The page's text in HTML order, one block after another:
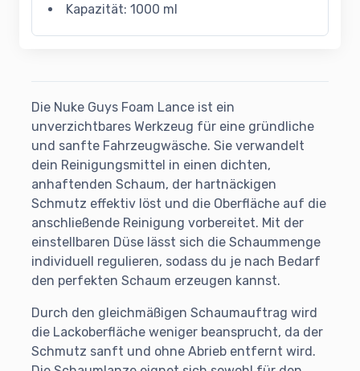
Kapazität: 1000 ml
Die Nuke Guys Foam Lance ist ein
unverzichtbares Werkzeug für eine gründliche
und sanfte Fahrzeugwäsche. Sie verwandelt
dein Reinigungsmittel in einen dichten,
anhaftenden Schaum, der hartnäckigen
Schmutz effektiv löst und die Oberfläche auf die
anschließende Reinigung vorbereitet. Mit der
einstellbaren Düse lässt sich die Schaummenge
individuell regulieren, sodass du je nach Bedarf
den perfekten Schaum erzeugen kannst.
Durch den gleichmäßigen Schaumauftrag wird
die Lackoberfläche weniger beansprucht, da der
Schmutz sanft und ohne Abrieb entfernt wird.